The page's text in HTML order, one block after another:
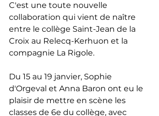
C'est une toute nouvelle
collaboration qui vient de naître
entre le collège Saint-Jean de la
Croix au Relecq-Kerhuon et la
compagnie La Rigole.
Du 15 au 19 janvier, Sophie
d'Orgeval et Anna Baron ont eu le
plaisir de mettre en scène les
classes de 6e du collège, avec